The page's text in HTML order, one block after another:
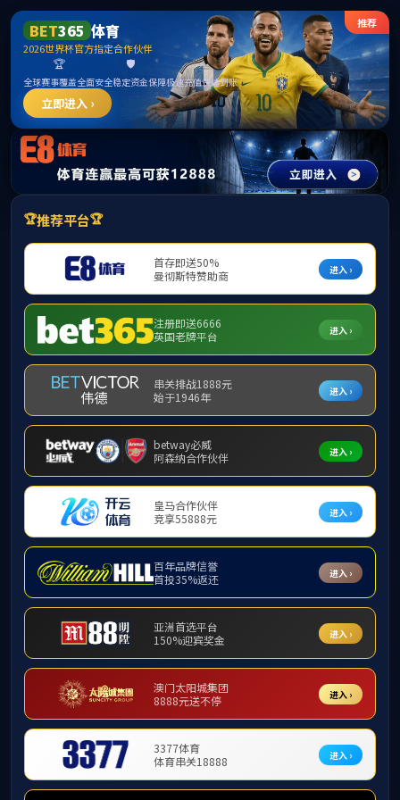
365英国上市公司(CHN-VIP认证)官网|Official
Website
提示：访问地址无效，allen-bradley-powerflex-70-20ad2p1a0aynanc0
找不到对应的栏目！
首页